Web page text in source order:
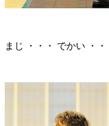
まじ ・・・ でかい ・・